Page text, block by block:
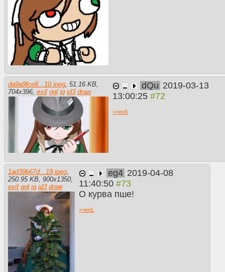
da9a9fce8...10.jpeg, 51.16 KB,
704x396, exif ggl iq id3 draw
dQu 2019-03-13
13:00:25
>>ex6
1ad39b67d...19.jpeg,
250.95 KB, 900x1350,
exif ggl iq id3 draw
eg4 2019-04-08
11:40:50
О курва пше!
>>exL